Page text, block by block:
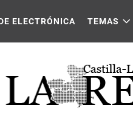
La
ELECTRÓNICA TEMAS